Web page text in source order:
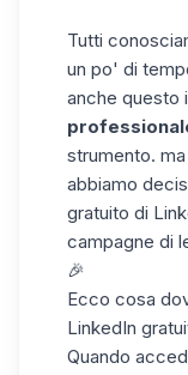
Tutti
un po' di
anche questo
strumento.
abbiamo
gratuito di
campagne di
🎉
Ecco cosa
LinkedIn
Quando